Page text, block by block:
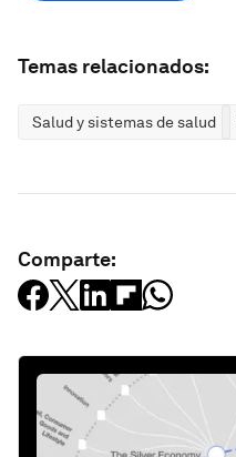
Temas relacionados:
Salud y sistemas de salud
Comparte: